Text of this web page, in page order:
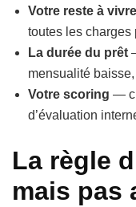
Votre reste à vivre
toutes les charges
La durée du prêt
mensualité
Votre scoring —
d’évaluation
La règle
mais pas